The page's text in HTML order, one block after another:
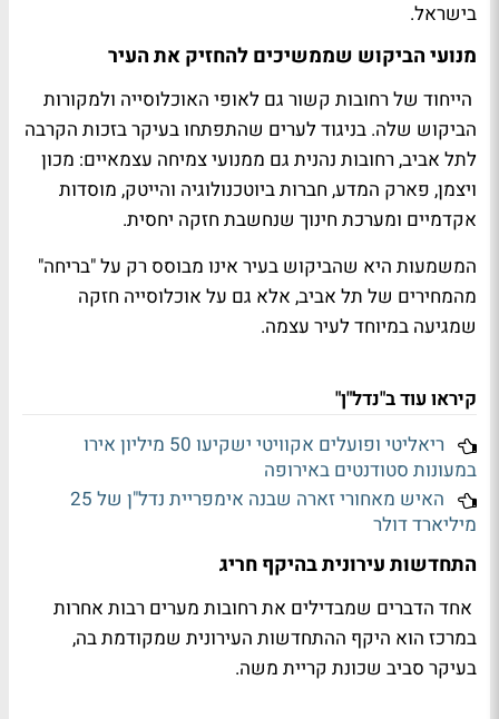
בישראל.
מנועי הביקוש שממשיכים להחזיק את העיר
הייחוד של רחובות קשור גם לאופי האוכלוסייה ולמקורות
הביקוש שלה. בניגוד לערים שהתפתחו בעיקר בזכות הקרבה
לתל אביב, רחובות נהנית גם ממנועי צמיחה עצמאיים: מכון
ויצמן, פארק המדע, חברות ביוטכנולוגיה והייטק, מוסדות
אקדמיים ומערכת חינוך שנחשבת חזקה יחסית.
המשמעות היא שהביקוש בעיר אינו מבוסס רק על "בריחה"
מהמחירים של תל אביב, אלא גם על אוכלוסייה חזקה
שמגיעה במיוחד לעיר עצמה.
קיראו עוד ב"נדל"ן"
ריאליטי ופועלים אקוויטי ישקיעו 50 מיליון אירו
במעונות סטודנטים באירופה
האיש מאחורי זארה שבנה אימפריית נדל"ן של 25
מיליארד דולר
התחדשות עירונית בהיקף חריג
אחד הדברים שמבדילים את רחובות מערים רבות אחרות
במרכז הוא היקף ההתחדשות העירונית שמקודמת בה,
בעיקר סביב שכונת קריית משה.